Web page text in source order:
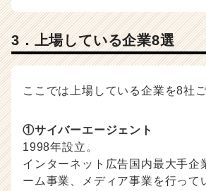
3．上場している企業8選
ここでは上場している企業を8社
①サイバーエージェント
1998年設立。
インターネット広告国内最大手企
ーム事業、メディア事業を行って